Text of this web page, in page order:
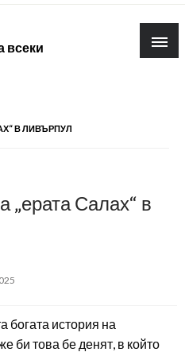
всеки
В ЛИВЪРПУЛ
„ерата Салах“ в
богата история на
би това бе денят, в който